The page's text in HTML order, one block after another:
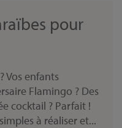
pour
Vos enfants
Flamingo ? Des
cocktail ? Parfait !
à réaliser et...